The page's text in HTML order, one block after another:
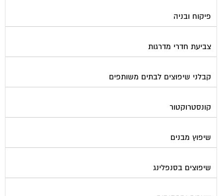
פיקוח ובניה
צביעת חדרי מדרגות
קבלני שיפוצים לבתים משותפים
קונסטרוקטור
שיפוץ מבנים
שיפוצים בסנפלינג